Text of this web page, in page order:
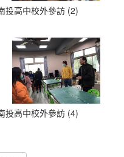
投高中校外參訪 (2)
投高中校外參訪 (4)